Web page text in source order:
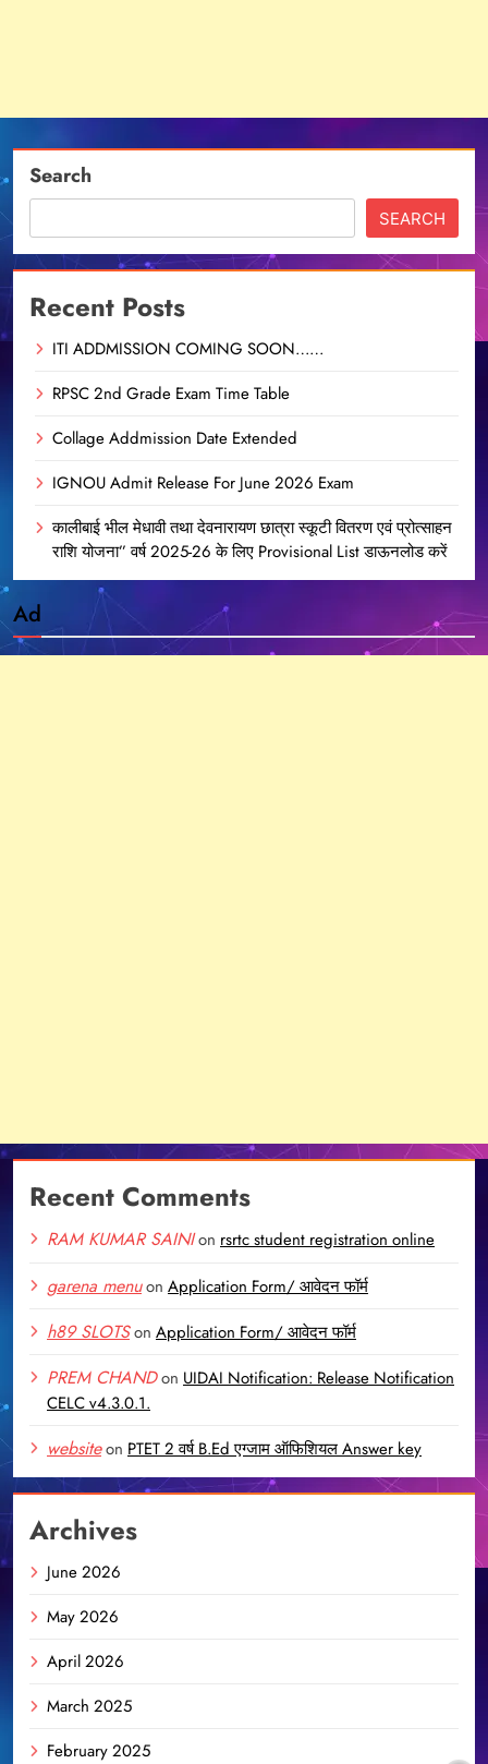
Search
SEARCH
Recent Posts
ITI ADDMISSION COMING SOON……
RPSC 2nd Grade Exam Time Table
Collage Addmission Date Extended
IGNOU Admit Release For June 2026 Exam
कालीबाई भील मेधावी तथा देवनारायण छात्रा स्कूटी वितरण एवं प्रोत्साहन
राशि योजना” वर्ष 2025-26 के लिए Provisional List डाऊनलोड करें
Ad
Recent Comments
RAM KUMAR SAINIon rsrtc student registration online
garena menuon Application Form/ आवेदन फॉर्म
h89 SLOTSon Application Form/ आवेदन फॉर्म
PREM CHANDon UIDAI Notification: Release Notification
CELC v4.3.0.1.
websiteon PTET 2 वर्ष B.Ed एग्जाम ऑफिशियल Answer key
Archives
June 2026
May 2026
April 2026
March 2025
February 2025